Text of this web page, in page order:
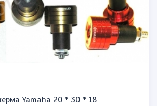
Yamaha 20 * 30 * 18